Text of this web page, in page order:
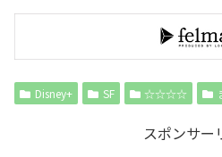
Disney+ SF ☆☆☆☆
スポンサー